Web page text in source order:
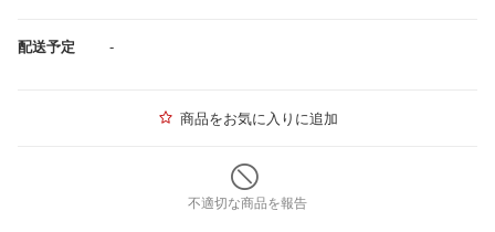
配送予定 -
商品をお気に入りに追加
不適切な商品を報告